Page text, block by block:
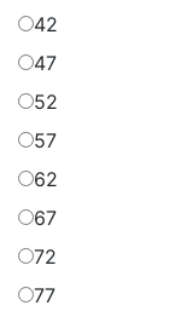
42
47
52
57
62
67
72
77